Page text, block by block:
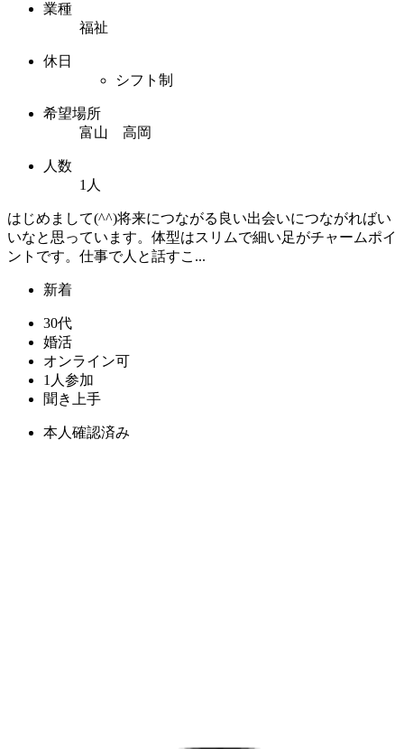
業種
福祉
休日
シフト制
希望場所
富山 高岡
人数
1人
はじめまして(^^)将来につながる良い出会いにつながればい
いなと思っています。体型はスリムで細い足がチャームポイ
ントです。仕事で人と話すこ...
新着
30代
婚活
オンライン可
1人参加
聞き上手
本人確認済み